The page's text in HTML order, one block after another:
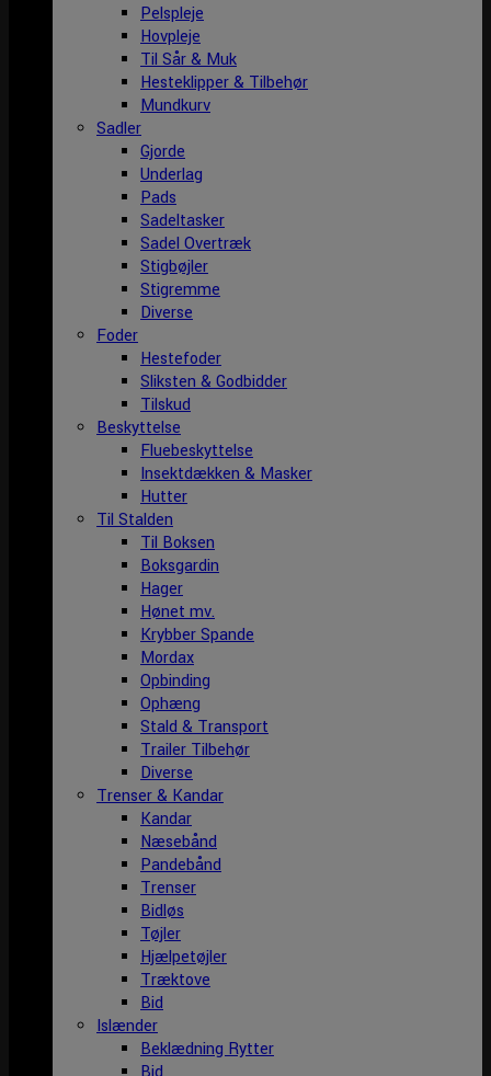
Pelspleje
Hovpleje
Til Sår & Muk
Hesteklipper & Tilbehør
Mundkurv
Sadler
Gjorde
Underlag
Pads
Sadeltasker
Sadel Overtræk
Stigbøjler
Stigremme
Diverse
Foder
Hestefoder
Sliksten & Godbidder
Tilskud
Beskyttelse
Fluebeskyttelse
Insektdækken & Masker
Hutter
Til Stalden
Til Boksen
Boksgardin
Hager
Hønet mv.
Krybber Spande
Mordax
Opbinding
Ophæng
Stald & Transport
Trailer Tilbehør
Diverse
Trenser & Kandar
Kandar
Næsebånd
Pandebånd
Trenser
Bidløs
Tøjler
Hjælpetøjler
Træktove
Bid
Islænder
Beklædning Rytter